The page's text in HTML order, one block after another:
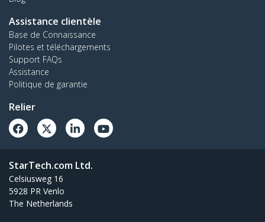
Assistance clientèle
Base de Connaissance
Pilotes et téléchargements
Support FAQs
Assistance
Politique de garantie
Relier
StarTech.com Ltd.
Celsiusweg 16
5928 PR Venlo
The Netherlands